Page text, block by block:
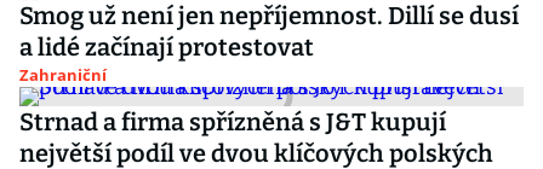
Smog už není jen nepříjemnost. Dillí se dusí
a lidé začínají protestovat
Zahraniční
Strnad a firma spřízněná s J&T kupují
největší podíl ve dvou klíčových polských